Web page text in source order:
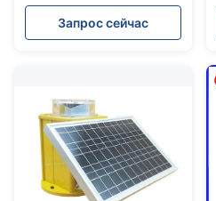
Запрос сейчас